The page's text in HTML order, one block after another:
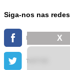
Siga-nos nas
FACEBOOK
TWITTER
X